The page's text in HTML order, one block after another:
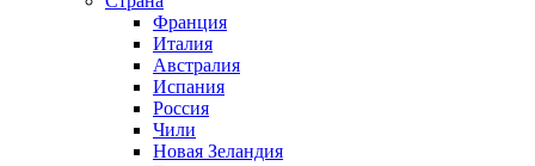
Франция
Италия
Австралия
Испания
Россия
Чили
Новая Зеландия